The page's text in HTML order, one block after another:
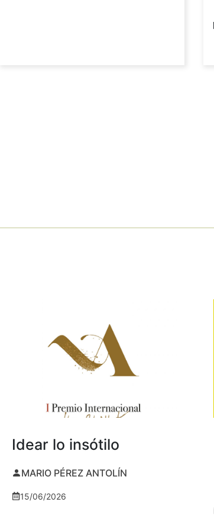
Idear lo insótilo
MARIO PÉREZ ANTOLÍN
15/06/2026